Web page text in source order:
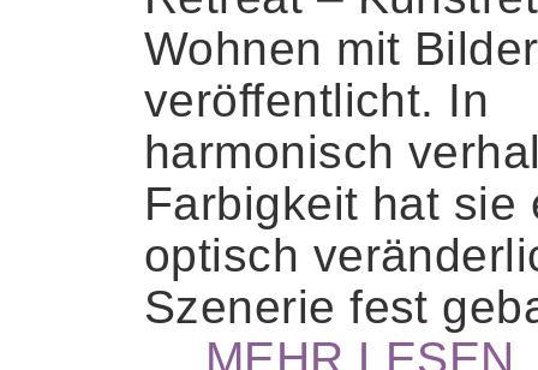
Wohnen mit
veröffentlicht. In
harmonisch
Farbigkeit hat sie
optisch
Szenerie fest
MEHR LESEN